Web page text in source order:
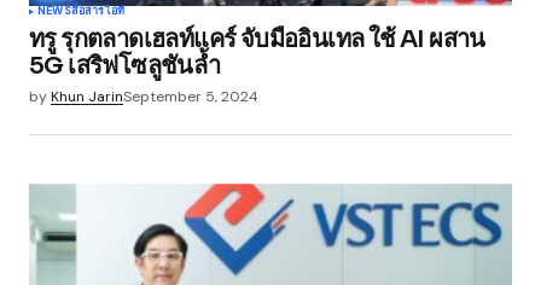
NEWSสื่อสารไอที
ทรู รุกตลาดเฮลท์แคร์ จับมืออินเทล ใช้ AI ผสาน
5G เสริฟโซลูชันล้ำ
byKhun JarinSeptember 5, 2024